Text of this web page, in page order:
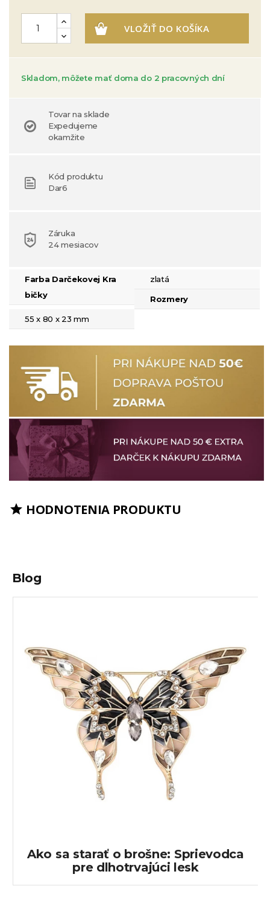
VLOŽIŤ DO KOŠÍKA
Skladom, môžete mať doma do 2 pracovných dní
Tovar na sklade
Expedujeme
okamžite
Kód produktu
Dar6
Záruka
24 mesiacov
Farba Darčekovej Kra
Bičky
zlatá
Rozmery
55 x 80 x 23 mm
 HODNOTENIA PRODUKTU
Blog
Ako sa starať o brošne: Sprievodca
pre dlhotrvajúci lesk